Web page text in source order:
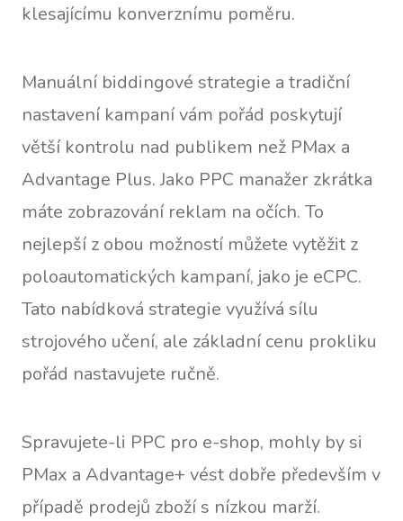
klesajícímu konverznímu poměru.
Manuální biddingové strategie a tradiční
nastavení kampaní vám pořád poskytují
větší kontrolu nad publikem než PMax a
Advantage Plus. Jako PPC manažer zkrátka
máte zobrazování reklam na očích. To
nejlepší z obou možností můžete vytěžit z
poloautomatických kampaní, jako je eCPC.
Tato nabídková strategie využívá sílu
strojového učení, ale základní cenu prokliku
pořád nastavujete ručně.
Spravujete-li PPC pro e-shop, mohly by si
PMax a Advantage+ vést dobře především v
případě prodejů zboží s nízkou marží.